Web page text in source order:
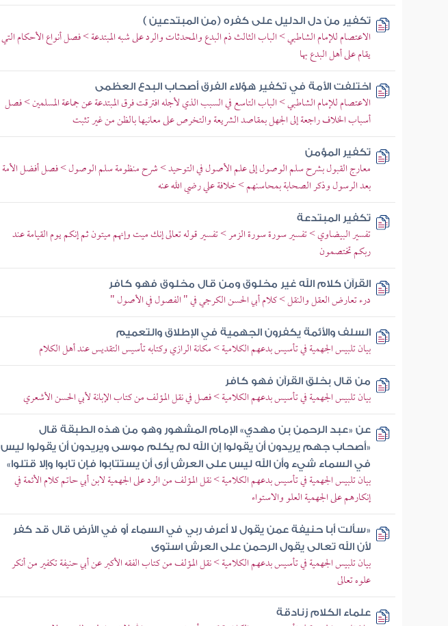
تكفير من دل الدليل على كفره (من المبتدعين )
الاعتصام للإمام الشاطبي > الباب الثالث ذم البدع والمحدثات والرد على شبه المبتدعة > فصل أنواع الأحكام التي
يقام على أهل البدع بها
اختلفت الأمة في تكفير هؤلاء الفرق أصحاب البدع العظمى
الاعتصام للإمام الشاطبي > الباب التاسع في السبب الذي لأجله افترقت فرق المبتدعة عن جماعة المسلمين > فصل
أسباب الخلاف راجعة إلى الجهل بمقاصد الشريعة والتخرص على معانيها بالظن من غير تثبت
تكفير المؤمن
معارج القبول بشرح سلم الوصول إلى علم الأصول في التوحيد > شرح منظومة سلم الوصول > فصل أفضل الأمة
بعد الرسول وذكر الصحابة بمحاسنهم > خلافة علي رضي الله عنه
تكفير المبتدعة
تفسير البيضاوي > تفسير سورة سورة الزمر > تفسير قوله تعالى إنك ميت وإنهم ميتون ثم إنكم يوم القيامة عند
ربكم تختصمون
القرآن كلام الله غير مخلوق ومن قال مخلوق فهو كافر
درء تعارض العقل والنقل > كلام أبي الحسن الكرجي في " الفصول في الأصول "
السلف والأئمة يكفرون الجهمية في الإطلاق والتعميم
بيان تلبيس الجهمية في تأسيس بدعهم الكلامية > مكانة الرازي وكتابه تأسيس التقديس عند أهل الكلام
من قال بخلق القرآن فهو كافر
بيان تلبيس الجهمية في تأسيس بدعهم الكلامية > فصل في نقل المؤلف من كتاب الإبانة لأبي الحسن الأشعري
عن «عبد الرحمن بن مهدي» الإمام المشهور وهو من هذه الطبقة قال
«أصحاب جهم يريدون أن يقولوا إن الله لم يكلم موسى ويريدون أن يقولوا ليس
في السماء شيء وأن الله ليس على العرش أرى أن يستتابوا فإن تابوا وإلا قتلوا»
بيان تلبيس الجهمية في تأسيس بدعهم الكلامية > نقل المؤلف من الرد على الجهمية لابن أبي حاتم كلام الأئمة في
إنكارهم على الجهمية العلو والاستواء
«سألت أبا حنيفة عمن يقول لا أعرف ربي في السماء أو في الأرض قال قد كفر
لأن الله تعالى يقول الرحمن على العرش استوى
بيان تلبيس الجهمية في تأسيس بدعهم الكلامية > نقل المؤلف من كتاب الفقه الأكبر عن أبي حنيفة تكفير من أنكر
علوه تعالى
علماء الكلام زنادقة